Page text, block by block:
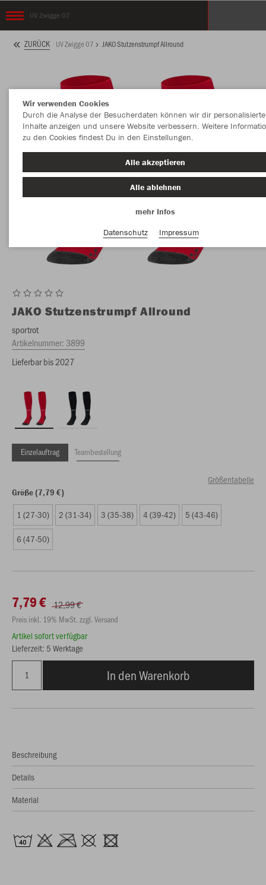
UV Zwigge 07
ZURÜCK UV Zwigge 07 JAKO Stutzenstrumpf Allround
JAKO Stutzenstrumpf Allround
sportrot
Artikelnummer:3899
Lieferbar bis 2027
Einzelauftrag Teambestellung
Größentabelle
Größe (7,79 €)
1 (27-30) 2 (31-34) 3 (35-38) 4 (39-42) 5 (43-46)
6 (47-50)
7,79 € 12,99 €
Preis inkl. 19% MwSt. zzgl. Versand
Artikel sofort verfügbar
Lieferzeit: 5 Werktage
In den Warenkorb
Beschreibung
Details
Material
Wir verwenden Cookies
Durch die Analyse der Besucherdaten können wir dir personalisierte
Inhalte anzeigen und unsere Website verbessern. Weitere
zu den Cookies findest Du in den Einstellungen.
Alle akzeptieren
Alle ablehnen
mehr Infos
Datenschutz
Impressum